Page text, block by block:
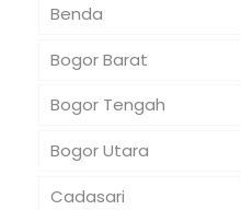
Benda
Bogor Barat
Bogor Tengah
Bogor Utara
Cadasari